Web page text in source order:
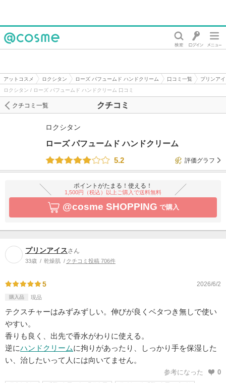
アットコスメ ロクシタン ローズ パフュームド ハンドクリーム 口コミ一覧
プリンア
ロクシタン / ローズ パフュームド ハンドクリーム 口コミ
クチコミ
クチコミ一覧
ロクシタン
ローズ パフュームド ハンドクリーム
5.2
評価グラフ
ポイントがたまる！使える！
1,500円（税込）以上ご購入で送料無料
@cosme SHOPPING で購入
プリンアイスさん
33歳 乾燥肌 クチコミ投稿 706件
5 2026/6/2
購入品 現品
テクスチャーはみずみずしい。伸びが良くベタつき無しで使い
やすい。
香りも良く、出先で香水がわりに使える。
逆にハンドクリームに拘りがあったり、しっかり手を保湿した
い、治したいって人には向いてません。
参考になった 0